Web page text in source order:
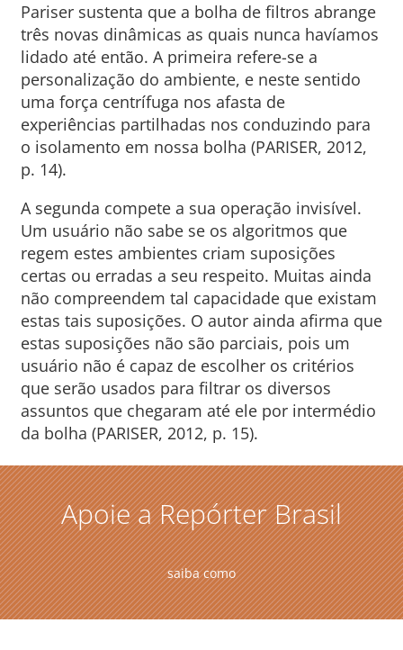
Pariser sustenta que a bolha de filtros abrange
três novas dinâmicas as quais nunca havíamos
lidado até então. A primeira refere-se a
personalização do ambiente, e neste sentido
uma força centrífuga nos afasta de
experiências partilhadas nos conduzindo para
o isolamento em nossa bolha (PARISER, 2012,
p. 14).
A segunda compete a sua operação invisível.
Um usuário não sabe se os algoritmos que
regem estes ambientes criam suposições
certas ou erradas a seu respeito. Muitas ainda
não compreendem tal capacidade que existam
estas tais suposições. O autor ainda afirma que
estas suposições não são parciais, pois um
usuário não é capaz de escolher os critérios
que serão usados para filtrar os diversos
assuntos que chegaram até ele por intermédio
da bolha (PARISER, 2012, p. 15).
Apoie a Repórter Brasil
saiba como